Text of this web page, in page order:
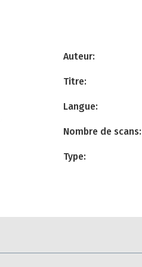
Auteur:
Titre:
Langue:
Nombre de scans:
Type: